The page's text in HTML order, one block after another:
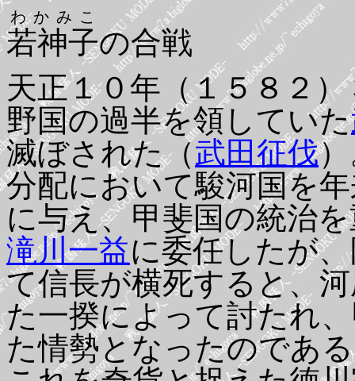
若神子
わかみこ
の合戦
天正１０年（１５８２
野国の過半を領していた
滅ぼされた（武田征伐
分配において駿河国を
に与え、甲斐国の統治
滝川一益に委任したが
て信長が横死すると、
た一揆によって討たれ
た情勢となったのであ